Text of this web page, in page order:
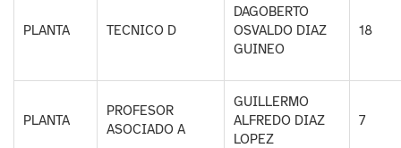
PLANTA TECNICO D
DAGOBERTO
OSVALDO DIAZ
GUINEO
18
PLANTA
PROFESOR
ASOCIADO A
GUILLERMO
ALFREDO DIAZ
LOPEZ
7